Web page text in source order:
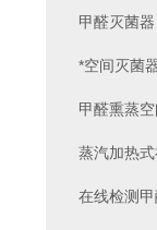
甲醛灭菌器
*空间灭菌
甲醛熏蒸
蒸汽加热
在线检测